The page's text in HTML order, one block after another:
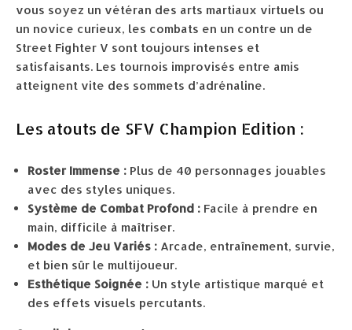
vous soyez un vétéran des arts martiaux virtuels ou
un novice curieux, les combats en un contre un de
Street Fighter V sont toujours intenses et
satisfaisants. Les tournois improvisés entre amis
atteignent vite des sommets d’adrénaline.
Les atouts de SFV Champion Edition :
Roster Immense : Plus de 40 personnages jouables
avec des styles uniques.
Système de Combat Profond : Facile à prendre en
main, difficile à maîtriser.
Modes de Jeu Variés : Arcade, entraînement, survie,
et bien sûr le multijoueur.
Esthétique Soignée : Un style artistique marqué et
des effets visuels percutants.